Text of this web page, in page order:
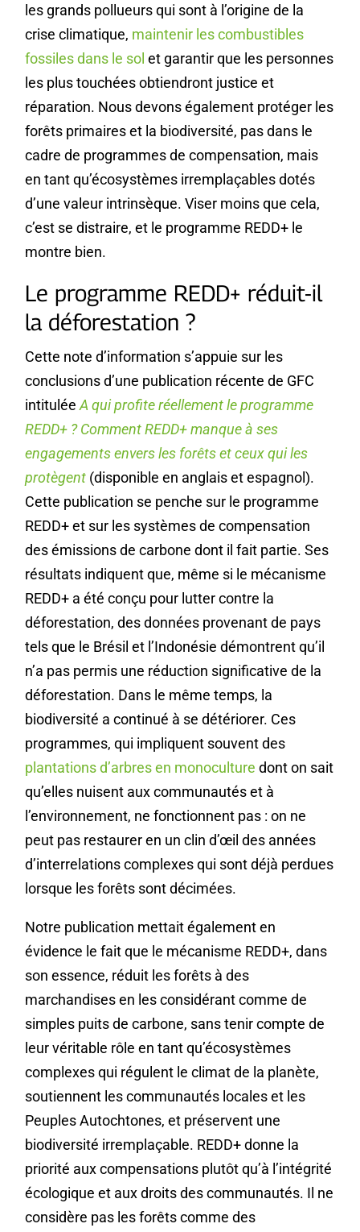
les grands pollueurs qui sont à l’origine de la
crise climatique, maintenir les combustibles
fossiles dans le sol et garantir que les personnes
les plus touchées obtiendront justice et
réparation. Nous devons également protéger les
forêts primaires et la biodiversité, pas dans le
cadre de programmes de compensation, mais
en tant qu’écosystèmes irremplaçables dotés
d’une valeur intrinsèque. Viser moins que cela,
c’est se distraire, et le programme REDD+ le
montre bien.
Le programme REDD+ réduit-il
la déforestation ?
Cette note d’information s’appuie sur les
conclusions d’une publication récente de GFC
intituléeA qui profite réellement le programme
REDD+ ? Comment REDD+ manque à ses
engagements envers les forêts et ceux qui les
protègent (disponible en anglais et espagnol).
Cette publication se penche sur le programme
REDD+ et sur les systèmes de compensation
des émissions de carbone dont il fait partie. Ses
résultats indiquent que, même si le mécanisme
REDD+ a été conçu pour lutter contre la
déforestation, des données provenant de pays
tels que le Brésil et l’Indonésie démontrent qu’il
n’a pas permis une réduction significative de la
déforestation. Dans le même temps, la
biodiversité a continué à se détériorer. Ces
programmes, qui impliquent souvent des
plantations d’arbres en monoculture dont on sait
qu’elles nuisent aux communautés et à
l’environnement, ne fonctionnent pas : on ne
peut pas restaurer en un clin d’œil des années
d’interrelations complexes qui sont déjà perdues
lorsque les forêts sont décimées.
Notre publication mettait également en
évidence le fait que le mécanisme REDD+, dans
son essence, réduit les forêts à des
marchandises en les considérant comme de
simples puits de carbone, sans tenir compte de
leur véritable rôle en tant qu’écosystèmes
complexes qui régulent le climat de la planète,
soutiennent les communautés locales et les
Peuples Autochtones, et préservent une
biodiversité irremplaçable. REDD+ donne la
priorité aux compensations plutôt qu’à l’intégrité
écologique et aux droits des communautés. Il ne
considère pas les forêts comme des